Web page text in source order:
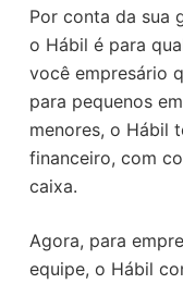
Por conta da sua
o Hábil é para
você empresário
para pequenos
menores, o Hábil
financeiro, com
caixa.
Agora, para
equipe, o Hábil